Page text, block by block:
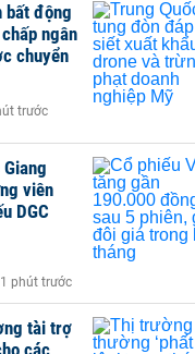
bất động
ngân
chuyển
trước
viên
DGC
1 phút trước
tài trợ
các